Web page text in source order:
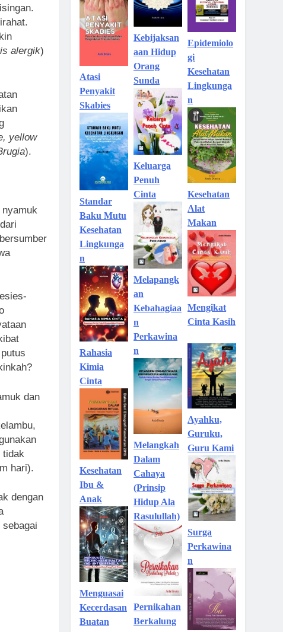
alergik)
yellow
).
dan
tidak
hari).
dengan
Atasi
Penyakit
Skabies
Standar
Baku Mutu
Kesehatan
Lingkunga
n
Rahasia
Kimia
Cinta
Kesehatan
Ibu &
Anak
Menguasai
Kecerdasan
Buatan
Kebijaksan
aan Hidup
Orang
Sunda
Keluarga
Penuh
Cinta
Melapangk
an
Kebahagiaa
n
Perkawina
n
Melangkah
Dalam
Cahaya
(Prinsip
Hidup Ala
Rasulullah)
Pernikahan
Berkalung
Epidemiolo
gi
Kesehatan
Lingkunga
n
Kesehatan
Alat
Makan
Mengikat
Cinta Kasih
Ayahku,
Guruku,
Guru Kami
Surga
Perkawina
n